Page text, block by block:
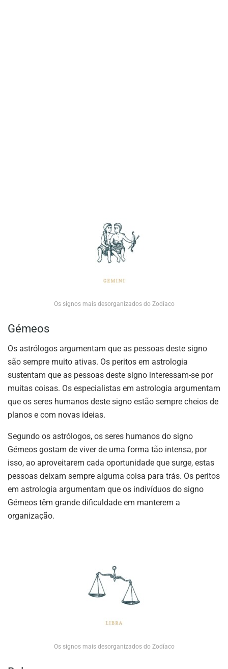
Os signos mais desorganizados do Zodíaco
Gémeos
Os astrólogos argumentam que as pessoas deste signo
são sempre muito ativas. Os peritos em astrologia
sustentam que as pessoas deste signo interessam-se por
muitas coisas. Os especialistas em astrologia argumentam
que os seres humanos deste signo estão sempre cheios de
planos e com novas ideias.
Segundo os astrólogos, os seres humanos do signo
Gémeos gostam de viver de uma forma tão intensa, por
isso, ao aproveitarem cada oportunidade que surge, estas
pessoas deixam sempre alguma coisa para trás. Os peritos
em astrologia argumentam que os indivíduos do signo
Gémeos têm grande dificuldade em manterem a
organização.
Os signos mais desorganizados do Zodíaco